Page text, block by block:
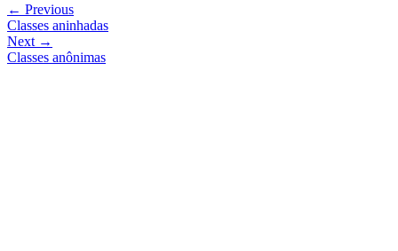
← Previous
Classes aninhadas
Next →
Classes anônimas